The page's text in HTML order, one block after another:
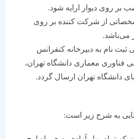
ديوار ارايه شود.
از شرکت کننده بر روی
به دبيرخانه کنفرانس
معماری دانشگاه تهران،
تهران ارسال گردد.
شرح زير است: